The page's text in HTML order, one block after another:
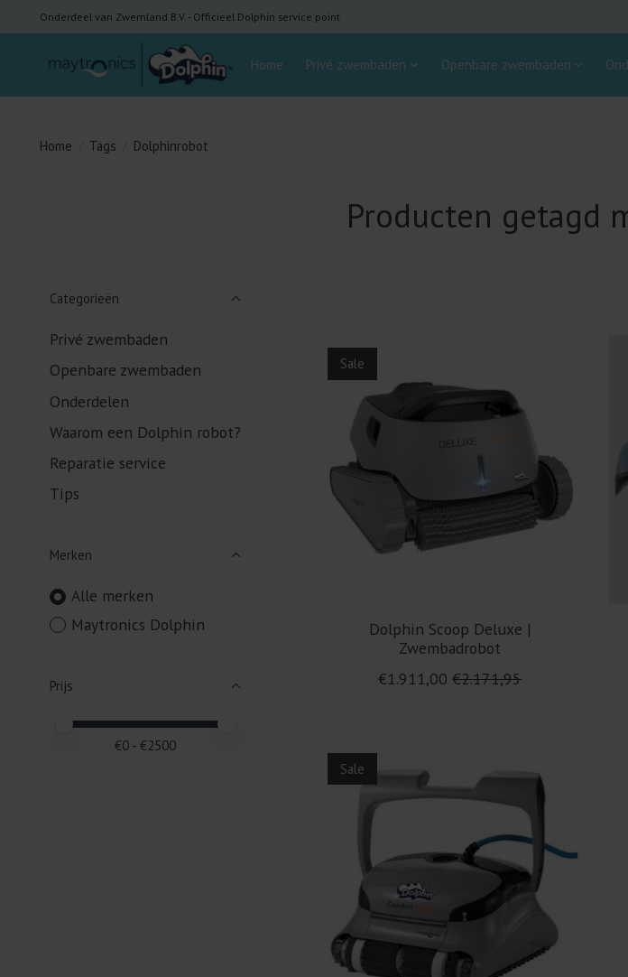
Onderdeel van Zwemland B.V. - Officieel Dolphin service point
Home Privé zwembaden Openbare zwembaden
Home Tags Dolphinrobot
Producten getagd
Categorieën
Privé zwembaden
Openbare zwembaden
Onderdelen
Waarom een Dolphin robot?
Reparatie service
Tips
Merken
Alle merken
Maytronics Dolphin
Prijs
Minimale prijswaarde
Price maximum value
€0 - €2500
Sale
Dolphin Scoop Deluxe |
Zwembadrobot
€1.911,00 €2.171,95
Sale